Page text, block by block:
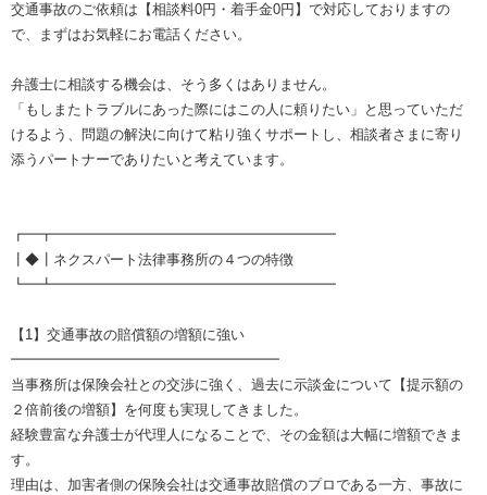
交通事故のご依頼は【相談料0円・着手金0円】で対応しておりますの
で、まずはお気軽にお電話ください。
弁護士に相談する機会は、そう多くはありません。
「もしまたトラブルにあった際にはこの人に頼りたい」と思っていただ
けるよう、問題の解決に向けて粘り強くサポートし、相談者さまに寄り
添うパートナーでありたいと考えています。
┏━┳━━━━━━━━━━━━━━━━━━━━
┃◆┃ネクスパート法律事務所の４つの特徴
┗━┻━━━━━━━━━━━━━━━━━━━━
【1】交通事故の賠償額の増額に強い
━━━━━━━━━━━━━━━━━━━
当事務所は保険会社との交渉に強く、過去に示談金について【提示額の
２倍前後の増額】を何度も実現してきました。
経験豊富な弁護士が代理人になることで、その金額は大幅に増額できま
す。
理由は、加害者側の保険会社は交通事故賠償のプロである一方、事故に